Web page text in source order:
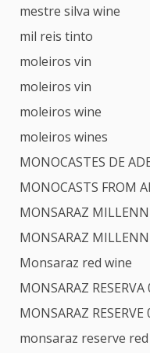
mestre silva wine
mil reis tinto
moleiros vin
moleiros vin
moleiros wine
moleiros wines
MONOCASTES DE
MONOCASTS FROM
MONSARAZ
MONSARAZ
Monsaraz red wine
MONSARAZ RESERVA
MONSARAZ RESERVE
monsaraz reserve